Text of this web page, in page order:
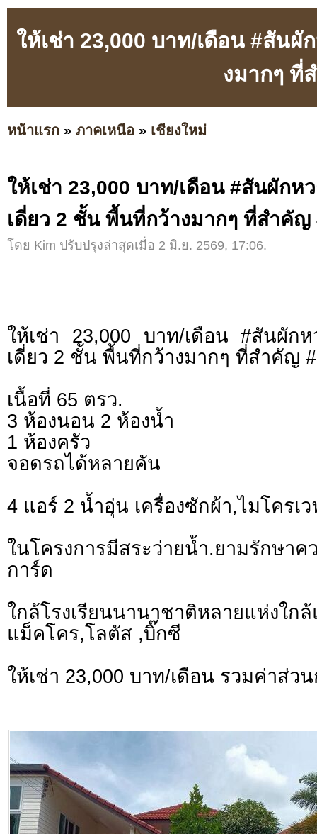
ให้เช่า 23,000 บาท/เดือน #สัน
งมากๆ ที่
หน้าแรก » ภาคเหนือ » เชียงใหม่
ให้เช่า 23,000 บาท/เดือน #สันผักห
เดี่ยว 2 ชั้น พื้นที่กว้างมากๆ ที่สำคั
โดย Kim ปรับปรุงล่าสุดเมื่อ 2 มิ.ย. 2569, 17:06.
ให้เช่า 23,000 บาท/เดือน #สันผัก
เดี่ยว 2 ชั้น พื้นที่กว้างมากๆ ที่สำคัญ
เนื้อที่ 65 ตรว.
3 ห้องนอน 2 ห้องน้ำ
1 ห้องครัว
จอดรถได้หลายคัน
4 แอร์ 2 น้ำอุ่น เครื่องซักผ้า,ไมโครเ
ในโครงการมีสระว่ายน้ำ.ยามรักษา
การ์ด
ใกล้โรงเรียนนานาชาติหลายแห่งใก
แม็คโคร,โลตัส ,บิ๊กซี
ให้เช่า 23,000 บาท/เดือน รวมค่าส่ว